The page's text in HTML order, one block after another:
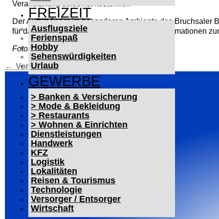
FREIZEIT
Ausflugsziele
Ferienspaß
Hobby
Sehenswürdigkeiten
Urlaub
GEWERBE
> Banken & Versicherung
> Mode & Bekleidung
> Restaurants
> Wohnen & Einrichten
Dienstleistungen
Handwerk
KFZ
Logistik
Lokalitäten
Reisen & Tourismus
Technologie
Versorger / Entsorger
Wirtschaft
Veranstaltung selbst ist kostenfrei.
Der Auftritt findet im besonderen Ambiente des
für das maritime Programm bietet. Weitere Informationen
Foto: Thomas Rothfuß
← Vorheriger Beitrag